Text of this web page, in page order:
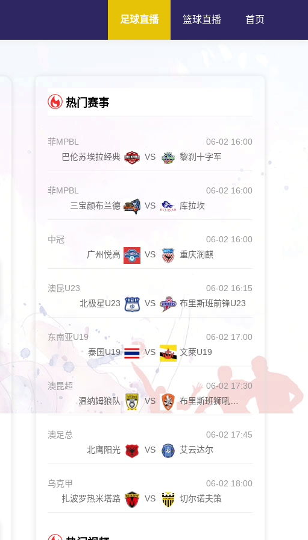
首页
篮球直播
足球直播
热门赛事
菲MPBL
06-02 16:00
巴伦苏埃拉经典
VS 黎刹十字军
菲MPBL
06-02 16:00
三宝颜布兰德
VS 库拉坎
中冠
06-02 16:00
广州悦高
VS 重庆润麒
澳昆U23
06-02 16:15
北极星U23
VS 布里斯班前锋U23
东南亚U19
06-02 17:00
泰国U19
VS 文莱U19
澳昆超
06-02 17:30
温纳姆狼队
VS
澳足总
06-02 17:45
北鹰阳光
VS 艾云达尔
乌克甲
06-02 18:00
扎波罗热米塔路
VS 切尔诺夫策